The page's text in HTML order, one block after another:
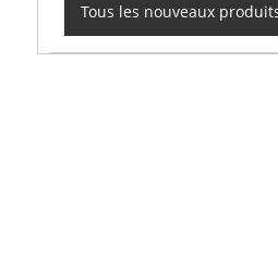
Tous les nouveaux